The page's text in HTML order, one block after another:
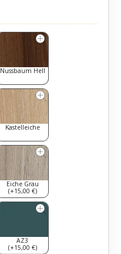
Nussbaum Hell
Kastelleiche
Eiche Grau
(+15,00 €)
AZ3
(+15,00 €)